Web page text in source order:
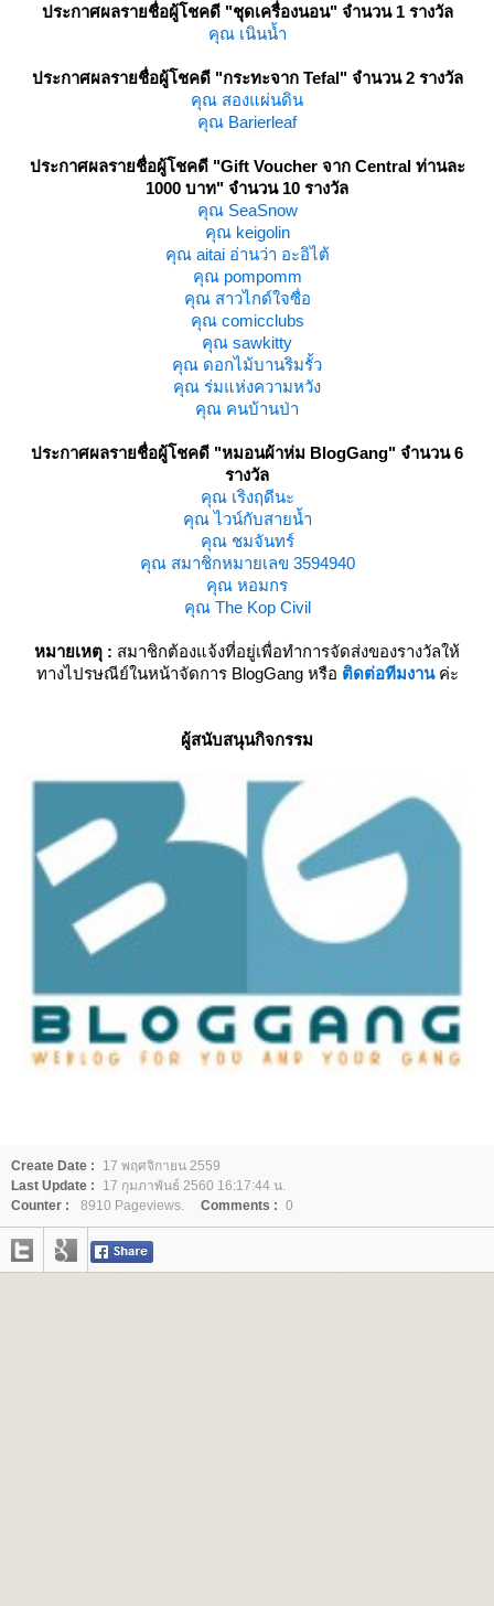
ประกาศผลรายชื่อผู้โชคดี "ชุดเครื่องนอน" จำนวน 1 รางวัล
คุณ เนินน้ำ
ประกาศผลรายชื่อผู้โชคดี "กระทะจาก Tefal" จำนวน 2 รางวัล
คุณ สองแผ่นดิน
คุณ Barierleaf
ประกาศผลรายชื่อผู้โชคดี "Gift Voucher จาก Central ท่านละ
1000 บาท" จำนวน 10 รางวัล
คุณ SeaSnow
คุณ keigolin
คุณ aitai อ่านว่า อะอิไต้
คุณ pompomm
คุณ สาวไกด์ใจซื่อ
คุณ comicclubs
คุณ sawkitty
คุณ ดอกไม้บานริมรั้ว
คุณ ร่มแห่งความหวัง
คุณ คนบ้านป่า
ประกาศผลรายชื่อผู้โชคดี "หมอนผ้าห่ม BlogGang" จำนวน 6
รางวัล
คุณ เริงฤดีนะ
คุณ ไวน์กับสายน้ำ
คุณ ชมจันทร์
คุณ สมาชิกหมายเลข 3594940
คุณ หอมกร
คุณ The Kop Civil
หมายเหตุ : สมาชิกต้องแจ้งที่อยู่เพื่อทำการจัดส่งของรางวัลให้
ทางไปรษณีย์ในหน้าจัดการ BlogGang หรือ ติดต่อทีมงาน ค่ะ
ผู้สนับสนุนกิจกรรม
Create Date :
17 พฤศจิกายน 2559
Last Update :
17 กุมภาพันธ์ 2560 16:17:44 น.
Counter :
8910 Pageviews. Comments : 0